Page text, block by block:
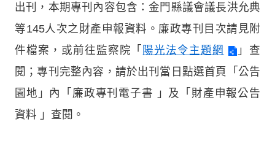
出刊，本期專刊內容包含：金門縣議會議長洪允典
等145人次之財產申報資料。廉政專刊目次請見附
件檔案，或前往監察院「 陽光法令主題網
」查
閱；專刊完整內容，請於出刊當日點選首頁「公告
園地」內「廉政專刊電子書 」及「財產申報公告
資料 」查閱。